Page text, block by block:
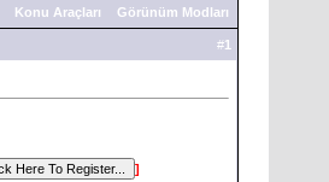
Konu Araçları Görünüm Modları
#1
]